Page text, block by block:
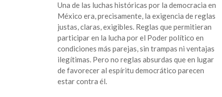
Una de las luchas históricas por la democracia en
México era, precisamente, la exigencia de reglas
justas, claras, exigibles. Reglas que permitieran
participar en la lucha por el Poder político en
condiciones más parejas, sin trampas ni ventajas
ilegítimas. Pero no reglas absurdas que en lugar
de favorecer al espíritu democrático parecen
estar contra él.